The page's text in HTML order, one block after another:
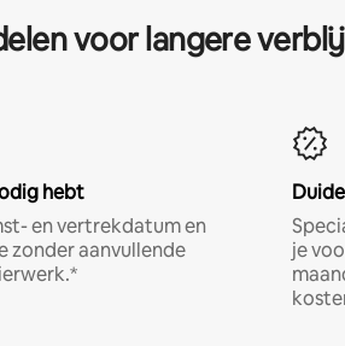
voor langere
hebt
en vertrekdatum en
zonder aanvullende
je